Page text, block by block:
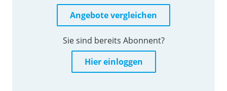
Angebote vergleichen
Sie sind bereits Abonnent?
Hier einloggen